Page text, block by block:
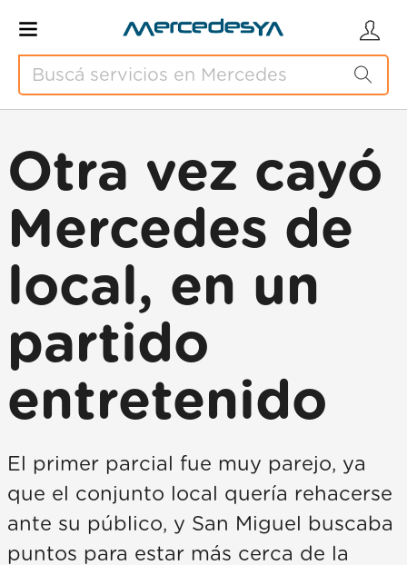
Otra vez cayó
Mercedes de
local, en un
partido
entretenido
El primer parcial fue muy parejo, ya
que el conjunto local quería rehacerse
ante su público, y San Miguel buscaba
puntos para estar más cerca de la